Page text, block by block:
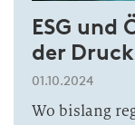
ESG und
der
01.10.2024
Wo bislang